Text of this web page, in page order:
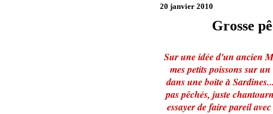
20 janvier 2010
Grosse
Sur une idée d'un ancien
mes petits poissons sur
dans une boite à
pas pêchés, juste
essayer de faire pareil